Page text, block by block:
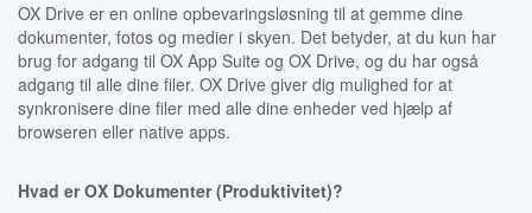
OX Drive er en online opbevaringsløsning til at gemme dine
dokumenter, fotos og medier i skyen. Det betyder, at du kun har
brug for adgang til OX App Suite og OX Drive, og du har også
adgang til alle dine filer. OX Drive giver dig mulighed for at
synkronisere dine filer med alle dine enheder ved hjælp af
browseren eller native apps.
Hvad er OX Dokumenter (Produktivitet)?